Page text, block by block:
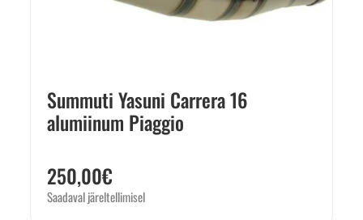
Summuti Yasuni Carrera 16
alumiinum Piaggio
250,00€
Saadaval järeltellimisel